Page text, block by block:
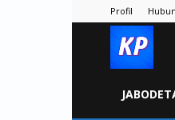
Profil